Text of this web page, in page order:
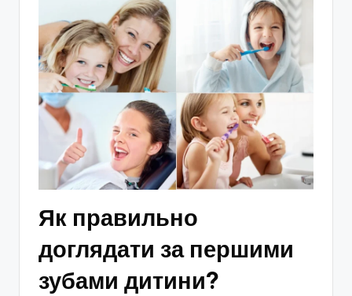
Як правильно
доглядати за першими
зубами дитини?